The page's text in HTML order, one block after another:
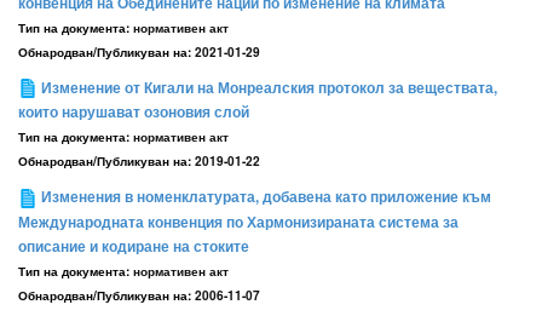
Тип на документа: нормативен акт
Обнародван/Публикуван на: 2021-01-29
Изменение от Кигали на Монреалския протокол за веществата,
които нарушават озоновия слой
Тип на документа: нормативен акт
Обнародван/Публикуван на: 2019-01-22
Изменения в номенклатурата, добавена като приложение към
Международната конвенция по Хармонизираната система за
описание и кодиране на стоките
Тип на документа: нормативен акт
Обнародван/Публикуван на: 2006-11-07